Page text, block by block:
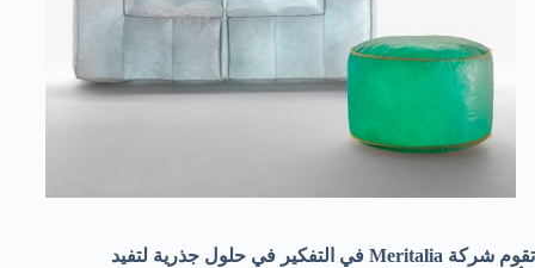
تقوم شركة Meritalia في التفكير في حلول جذرية لتفيد